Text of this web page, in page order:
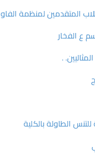
المتقدمين لمنظمة الفاو
ع الفخار
.
للتنس الطاولة بالكلية